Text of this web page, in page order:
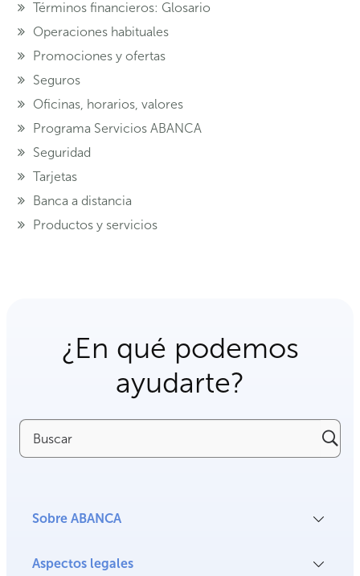
Términos financieros: Glosario
Operaciones habituales
Promociones y ofertas
Seguros
Oficinas, horarios, valores
Programa Servicios ABANCA
Seguridad
Tarjetas
Banca a distancia
Productos y servicios
¿En qué podemos
ayudarte?
Buscar
Sobre ABANCA
Aspectos legales